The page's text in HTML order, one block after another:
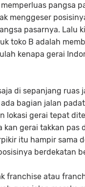
pangsa
menggeser
pasarnya. Lalu
toko B adalah
kenapa gerai
di sepanjang
bagian jalan
lokasi gerai tepat
kan gerai takkan
itu hampir sama
berdekatan
franchise atau